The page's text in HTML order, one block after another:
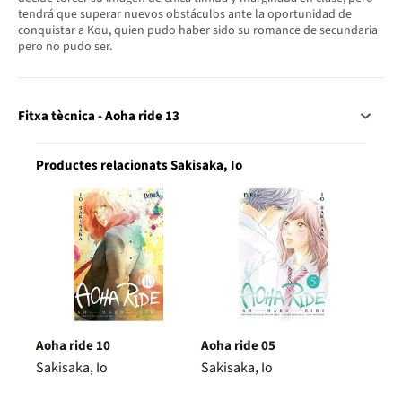
tendrá que superar nuevos obstáculos ante la oportunidad de
conquistar a Kou, quien pudo haber sido su romance de secundaria
pero no pudo ser.
Fitxa tècnica - Aoha ride 13
Productes relacionats Sakisaka, Io
Aoha ride 10
Sakisaka, Io
Aoha ride 05
Sakisaka, Io